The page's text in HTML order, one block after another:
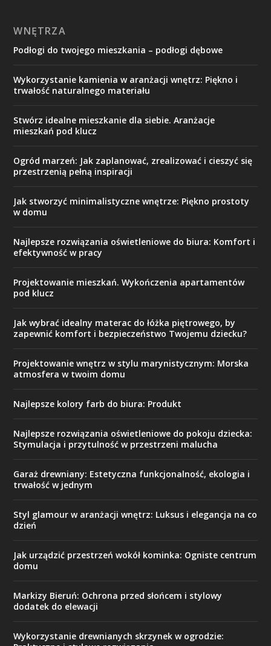
WNĘTRZA
Podłogi do twojego mieszkania – podłogi dębowe
Wykorzystanie kamienia w aranżacji wnętrz: Piękno i
trwałość naturalnego materiału
Stwórz idealne mieszkanie dla siebie. Aranżacje
mieszkań pod klucz
Ogród marzeń: Jak zaplanować, zrealizować i cieszyć się
przestrzenią pełną inspiracji
Jak stworzyć minimalistyczne wnętrze: Piękno prostoty
w domu
Najlepsze rozwiązania oświetleniowe do biura: Komfort i
efektywność w pracy
Projektowanie mieszkań. Wykończenia apartamentów
pod klucz
Jak wybrać idealny materac do łóżka piętrowego, by
zapewnić komfort i bezpieczeństwo Twojemu dziecku?
Projektowanie wnętrz w stylu marynistycznym: Morska
atmosfera w twoim domu
Najlepsze kolory farb do biura: Produkt
Najlepsze rozwiązania oświetleniowe do pokoju dziecka:
Stymulacja i przytulność w przestrzeni malucha
Garaż drewniany: Estetyczna funkcjonalność, ekologia i
trwałość w jednym
Styl glamour w aranżacji wnętrz: Luksus i elegancja na co
dzień
Jak urządzić przestrzeń wokół kominka: Ogniste centrum
domu
Markizy Bieruń: Ochrona przed słońcem i stylowy
dodatek do elewacji
Wykorzystanie drewnianych skrzynek w ogrodzie: